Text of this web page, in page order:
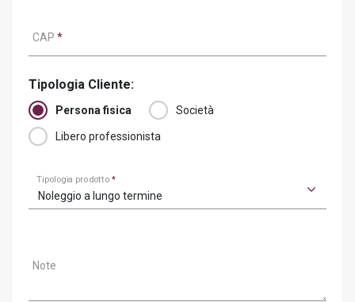
CAP *
Tipologia Cliente:
Persona fisica Società
Libero professionista
Tipologia prodotto*
Noleggio a lungo termine
Note